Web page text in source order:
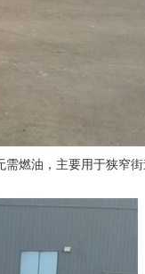
燃油，主要用于狭窄